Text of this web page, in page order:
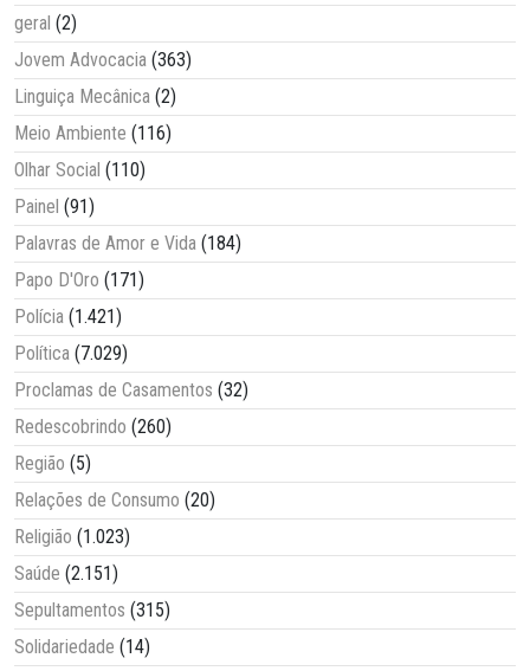
geral (2)
Jovem Advocacia (363)
Linguiça Mecânica (2)
Meio Ambiente (116)
Olhar Social (110)
Painel (91)
Palavras de Amor e Vida (184)
Papo D'Oro (171)
Polícia (1.421)
Política (7.029)
Proclamas de Casamentos (32)
Redescobrindo (260)
Região (5)
Relações de Consumo (20)
Religião (1.023)
Saúde (2.151)
Sepultamentos (315)
Solidariedade (14)